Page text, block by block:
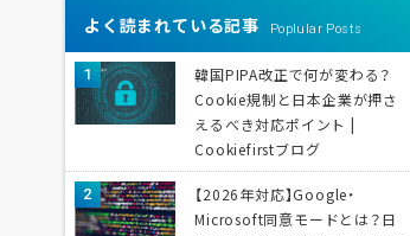
よく読まれている記事 Poplular Posts
韓国PIPA改正で何が変わる？
Cookie規制と日本企業が押さ
えるべき対応ポイント |
Cookiefirstブログ
【2026年対応】Google・
Microsoft同意モードとは？日